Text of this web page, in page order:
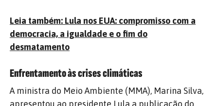
Leia também: Lula nos EUA: compromisso com a
democracia, a igualdade e o fim do
desmatamento
Enfrentamento às crises climáticas
A ministra do Meio Ambiente (MMA), Marina Silva,
apresentou ao presidente Lula a publicação do